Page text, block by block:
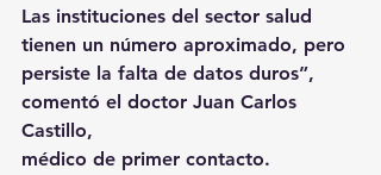
Las instituciones del sector salud
tienen un número aproximado, pero
persiste la falta de datos duros”,
comentó el doctor Juan Carlos
Castillo,
médico de primer contacto.